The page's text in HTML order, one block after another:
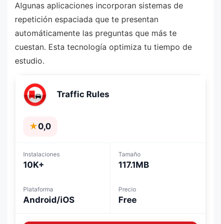
Algunas aplicaciones incorporan sistemas de
repetición espaciada que te presentan
automáticamente las preguntas que más te
cuestan. Esta tecnología optimiza tu tiempo de
estudio.
Traffic Rules
★0,0
Instalaciones
10K+
Tamaño
117.1MB
Plataforma
Android/iOS
Precio
Free